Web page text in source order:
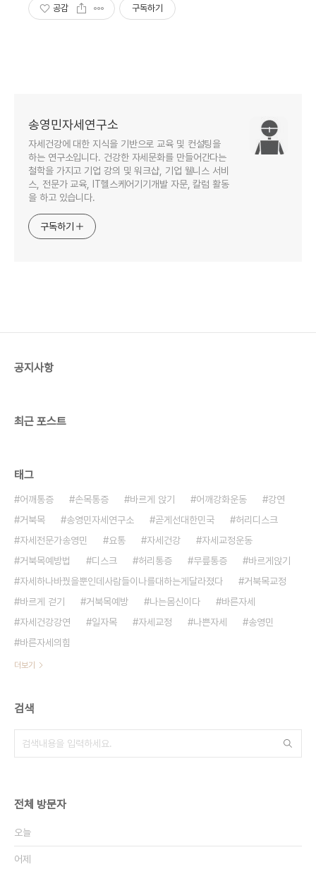
공감 구독하기
송영민자세연구소
자세건강에 대한 지식을 기반으로 교육 및 컨설팅을
하는 연구소입니다. 건강한 자세문화를 만들어간다는
철학을 가지고 기업 강의 및 워크샵, 기업 웰니스 서비
스, 전문가 교육, IT헬스케어기기개발 자문, 칼럼 활동
을 하고 있습니다.
구독하기
공지사항
최근 포스트
태그
어깨통증 손목통증 바르게 앉기 어깨강화운동
강연
거북목
송영민자세연구소 곧게선대한민국
허리디스크
자세전문가송영민
요통 자세건강
자세교정운동
거북목예방법
디스크 허리통증 무릎통증
바르게앉기
자세하나바꿨을뿐인데사람들이나를대하는게달라졌다
거북목교정
바르게 걷기
거북목예방 나는몸신이다
바른자세
자세건강강연
일자목 자세교정 나쁜자세
송영민
바른자세의힘
더보기
검색
전체 방문자
오늘
어제